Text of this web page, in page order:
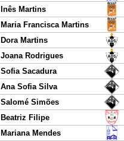
Inês Martins
Maria Francisca Martins
Dora Martins
Joana Rodrigues
Sofia Sacadura
Ana Sofia Silva
Salomé Simões
Beatriz Filipe
Mariana Mendes